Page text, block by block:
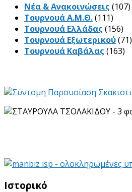
Νέα & Ανακοινώσεις (107)
Τουρνουά Α.Μ.Θ.(111)
Τουρνουά Ελλάδας (156)
Τουρνουά Εξωτερικού(71)
Τουρνουά Καβάλας (163)
Ιστορικό